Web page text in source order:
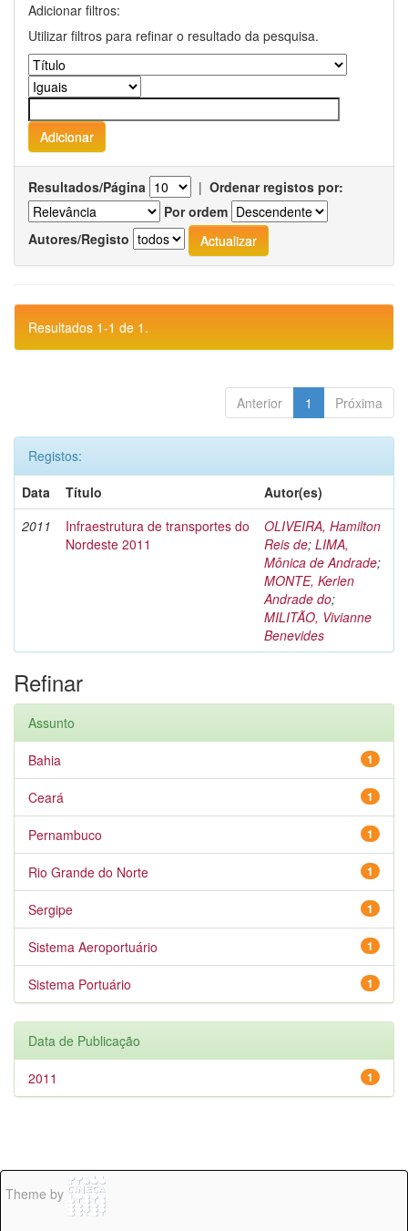
Adicionar filtros:
Utilizar filtros para refinar o resultado da pesquisa.
Resultados/Página | Ordenar registos por:
Por ordem
Autores/Registo
Resultados 1-1 de 1.
Anterior 1 Próxima
Registos:
Data
Título
Autor(es)
2011
Infraestrutura de transportes do
Nordeste 2011
OLIVEIRA, Hamilton
Reis de; LIMA,
Mônica de Andrade;
MONTE, Kerlen
Andrade do;
MILITÃO, Vivianne
Benevides
Refinar
Assunto
1
Bahia
1
Ceará
1
Pernambuco
1
Rio Grande do Norte
1
Sergipe
1
Sistema Aeroportuário
1
Sistema Portuário
Data de Publicação
1
2011
Theme by